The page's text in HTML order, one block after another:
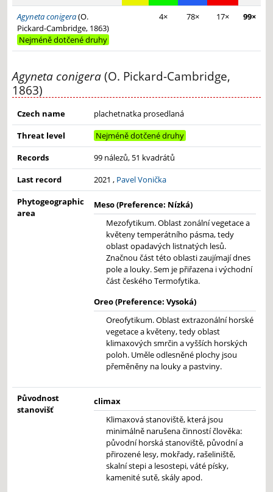
Agyneta conigera(O.
Pickard-Cambridge, 1863)
Nejméně dotčené druhy
4× 78× 17× 99×
Agyneta conigera(O. Pickard-Cambridge,
1863)
Czech name
plachetnatka prosedlaná
Threat level
Nejméně dotčené druhy
Records
99 nálezů, 51 kvadrátů
Last record
2021 , Pavel Vonička
Phytogeographic
area
Meso (Preference: Nízká)
Mezofytikum. Oblast zonální vegetace a
květeny temperátního pásma, tedy
oblast opadavých listnatých lesů.
Značnou část této oblasti zaujímají dnes
pole a louky. Sem je přiřazena i východní
část českého Termofytika.
Oreo (Preference: Vysoká)
Oreofytikum. Oblast extrazonální horské
vegetace a květeny, tedy oblast
klimaxových smrčin a vyšších horských
poloh. Uměle odlesněné plochy jsou
přeměněny na louky a pastviny.
Původnost
stanovišť
climax
Klimaxová stanoviště, která jsou
minimálně narušena činností člověka:
původní horská stanoviště, původní a
přirozené lesy, mokřady, rašeliniště,
skalní stepi a lesostepi, váté písky,
kamenité sutě, skály apod.